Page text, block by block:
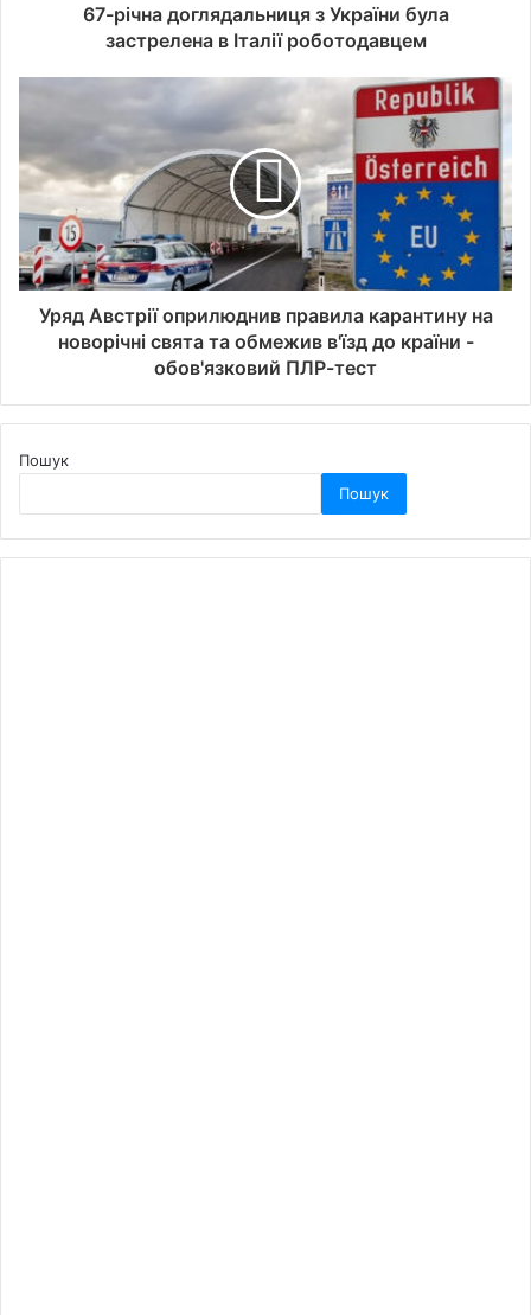
67-річна доглядальниця з України була
застрелена в Італії роботодавцем
Уряд Австрії оприлюднив правила карантину на
новорічні свята та обмежив в'їзд до країни -
обов'язковий ПЛР-тест
Пошук
Пошук